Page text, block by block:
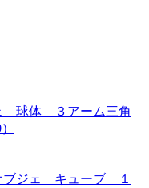
球体 ３アーム三角
ブジェ キューブ １